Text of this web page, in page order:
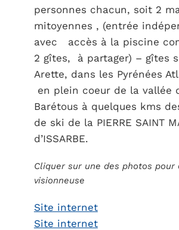
personnes chacun, soit 2
mitoyennes , (entrée
avec accès à la piscine
2 gîtes, à partager) – gîtes
Arette, dans les Pyrénées
en plein coeur de la vallée
Barétous à quelques kms
de ski de la PIERRE SAINT
d’ISSARBE.
Cliquer sur une des photos pour
visionneuse
Site internet
Site internet